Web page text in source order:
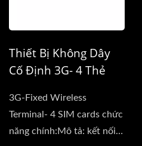
Thiết Bị Không Dây
Cố Định 3G- 4 Thẻ
3G-Fixed Wireless
Terminal- 4 SIM cards chức
năng chính:Mô tả: kết nối